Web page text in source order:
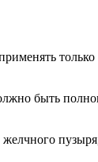
быть